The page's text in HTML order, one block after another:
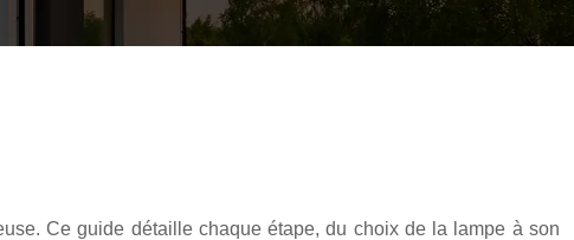
Ce guide détaille chaque étape, du choix de la lampe à son